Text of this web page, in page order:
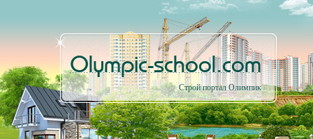
Olympic-school.com
Строй портал Олимпик